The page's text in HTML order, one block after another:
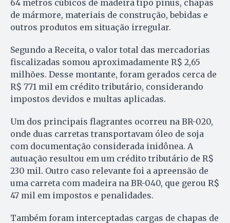
64 metros cúbicos de madeira tipo pinus, chapas
de mármore, materiais de construção, bebidas e
outros produtos em situação irregular.
Segundo a Receita, o valor total das mercadorias
fiscalizadas somou aproximadamente R$ 2,65
milhões. Desse montante, foram gerados cerca de
R$ 771 mil em crédito tributário, considerando
impostos devidos e multas aplicadas.
Um dos principais flagrantes ocorreu na BR-020,
onde duas carretas transportavam óleo de soja
com documentação considerada inidônea. A
autuação resultou em um crédito tributário de R$
230 mil. Outro caso relevante foi a apreensão de
uma carreta com madeira na BR-040, que gerou R$
47 mil em impostos e penalidades.
Também foram interceptadas cargas de chapas de